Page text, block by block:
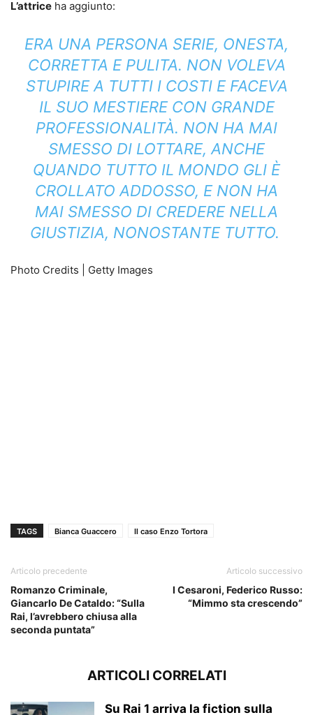
L’attrice ha aggiunto:
ERA UNA PERSONA SERIE, ONESTA,
CORRETTA E PULITA. NON VOLEVA
STUPIRE A TUTTI I COSTI E FACEVA
IL SUO MESTIERE CON GRANDE
PROFESSIONALITÀ. NON HA MAI
SMESSO DI LOTTARE, ANCHE
QUANDO TUTTO IL MONDO GLI È
CROLLATO ADDOSSO, E NON HA
MAI SMESSO DI CREDERE NELLA
GIUSTIZIA, NONOSTANTE TUTTO.
Photo Credits | Getty Images
TAGS Bianca Guaccero Il caso Enzo Tortora
Articolo precedente
Romanzo Criminale,
Giancarlo De Cataldo: “Sulla
Rai, l’avrebbero chiusa alla
seconda puntata”
Articolo successivo
I Cesaroni, Federico Russo:
“Mimmo sta crescendo”
ARTICOLI CORRELATI
Su Rai 1 arriva la fiction sulla